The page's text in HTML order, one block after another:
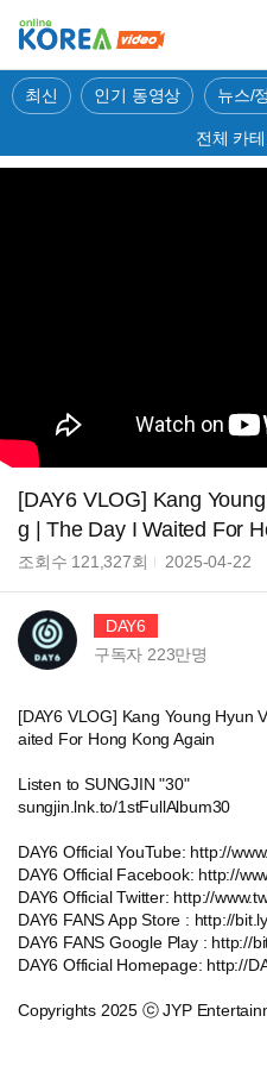
최신 인기 동영상 뉴스/
전체 카
[DAY6 VLOG] Kang
g | The Day I Waited For
조회수 121,327회 2025-04-22
DAY6
구독자 223만명
[DAY6 VLOG] Kang Young Hyun
aited For Hong Kong Again
Listen to SUNGJIN "30"
sungjin.lnk.to/1stFullAlbum30
DAY6 Official YouTube: http://
DAY6 Official Facebook: http://
DAY6 Official Twitter: http://
DAY6 FANS App Store : http://
DAY6 FANS Google Play : http://
DAY6 Official Homepage: http://
Copyrights 2025 ⓒ JYP